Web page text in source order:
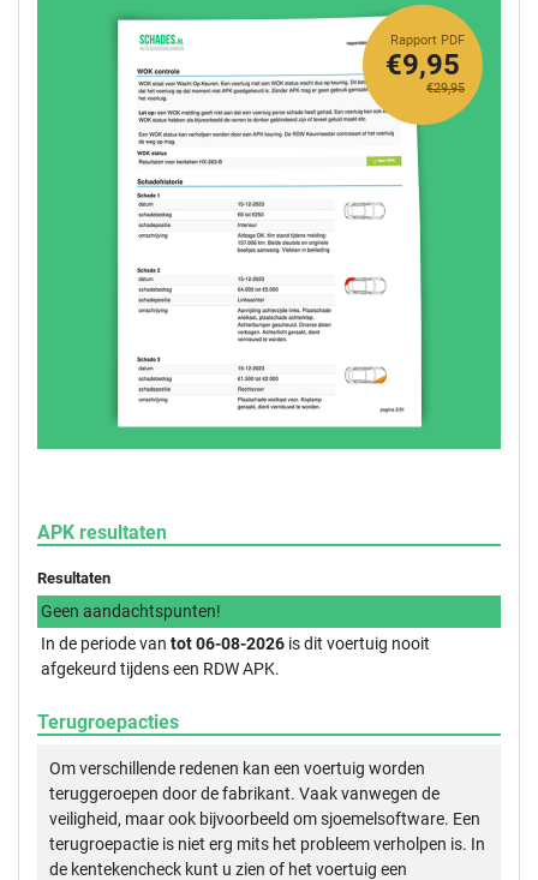
Rapport PDF
€29,95
€9,95
APK resultaten
Resultaten
Geen aandachtspunten!
In de periode van tot 06-08-2026 is dit voertuig nooit
afgekeurd tijdens een RDW APK.
Terugroepacties
Om verschillende redenen kan een voertuig worden
teruggeroepen door de fabrikant. Vaak vanwegen de
veiligheid, maar ook bijvoorbeeld om sjoemelsoftware. Een
terugroepactie is niet erg mits het probleem verholpen is. In
de kentekencheck kunt u zien of het voertuig een